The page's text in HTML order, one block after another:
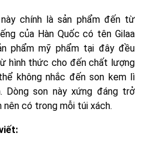
chính là sản phẩm đến từ
của Hàn Quốc có tên Gilaa
phẩm mỹ phẩm tại đây đều
hình thức cho đến chất lượng
không nhắc đến son kem lì
Dòng son này xứng đáng trở
nên có trong mỗi túi xách.